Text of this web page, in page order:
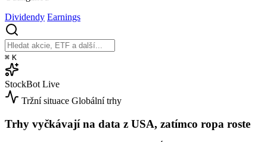
Dividendy Earnings
⌘ K
StockBot Live
Tržní situace Globální trhy
Trhy vyčkávají na data z USA, zatímco ropa roste